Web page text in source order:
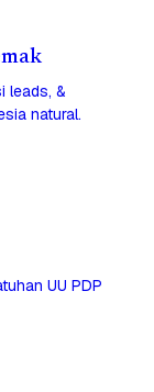
leads, &
natural.
UU PDP